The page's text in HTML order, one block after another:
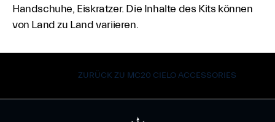
Handschuhe, Eiskratzer. Die Inhalte des Kits können
von Land zu Land variieren.
ZURÜCK ZU MC20 CIELO ACCESSORIES